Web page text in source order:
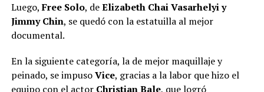
Luego,Free Solo, deElizabeth Chai Vasarhelyi y
Jimmy Chin, se quedó con la estatuilla al mejor
documental.
En la siguiente categoría, la de mejor maquillaje y
peinado, se impusoVice, gracias a la labor que hizo el
equipo con el actor Christian Bale, que logró